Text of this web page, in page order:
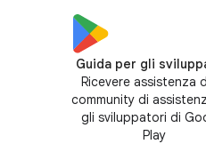
Guida per gli
Ricevere assistenza
community di
gli sviluppatori di
Play